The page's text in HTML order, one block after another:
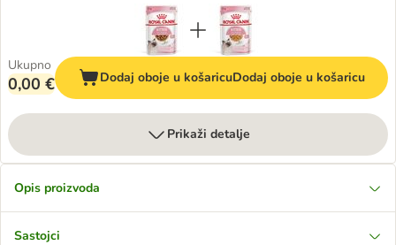
Ukupno
0,00 € Dodaj oboje u košaricuDodaj oboje u košaricu
Prikaži detalje
Opis proizvoda
Sastojci